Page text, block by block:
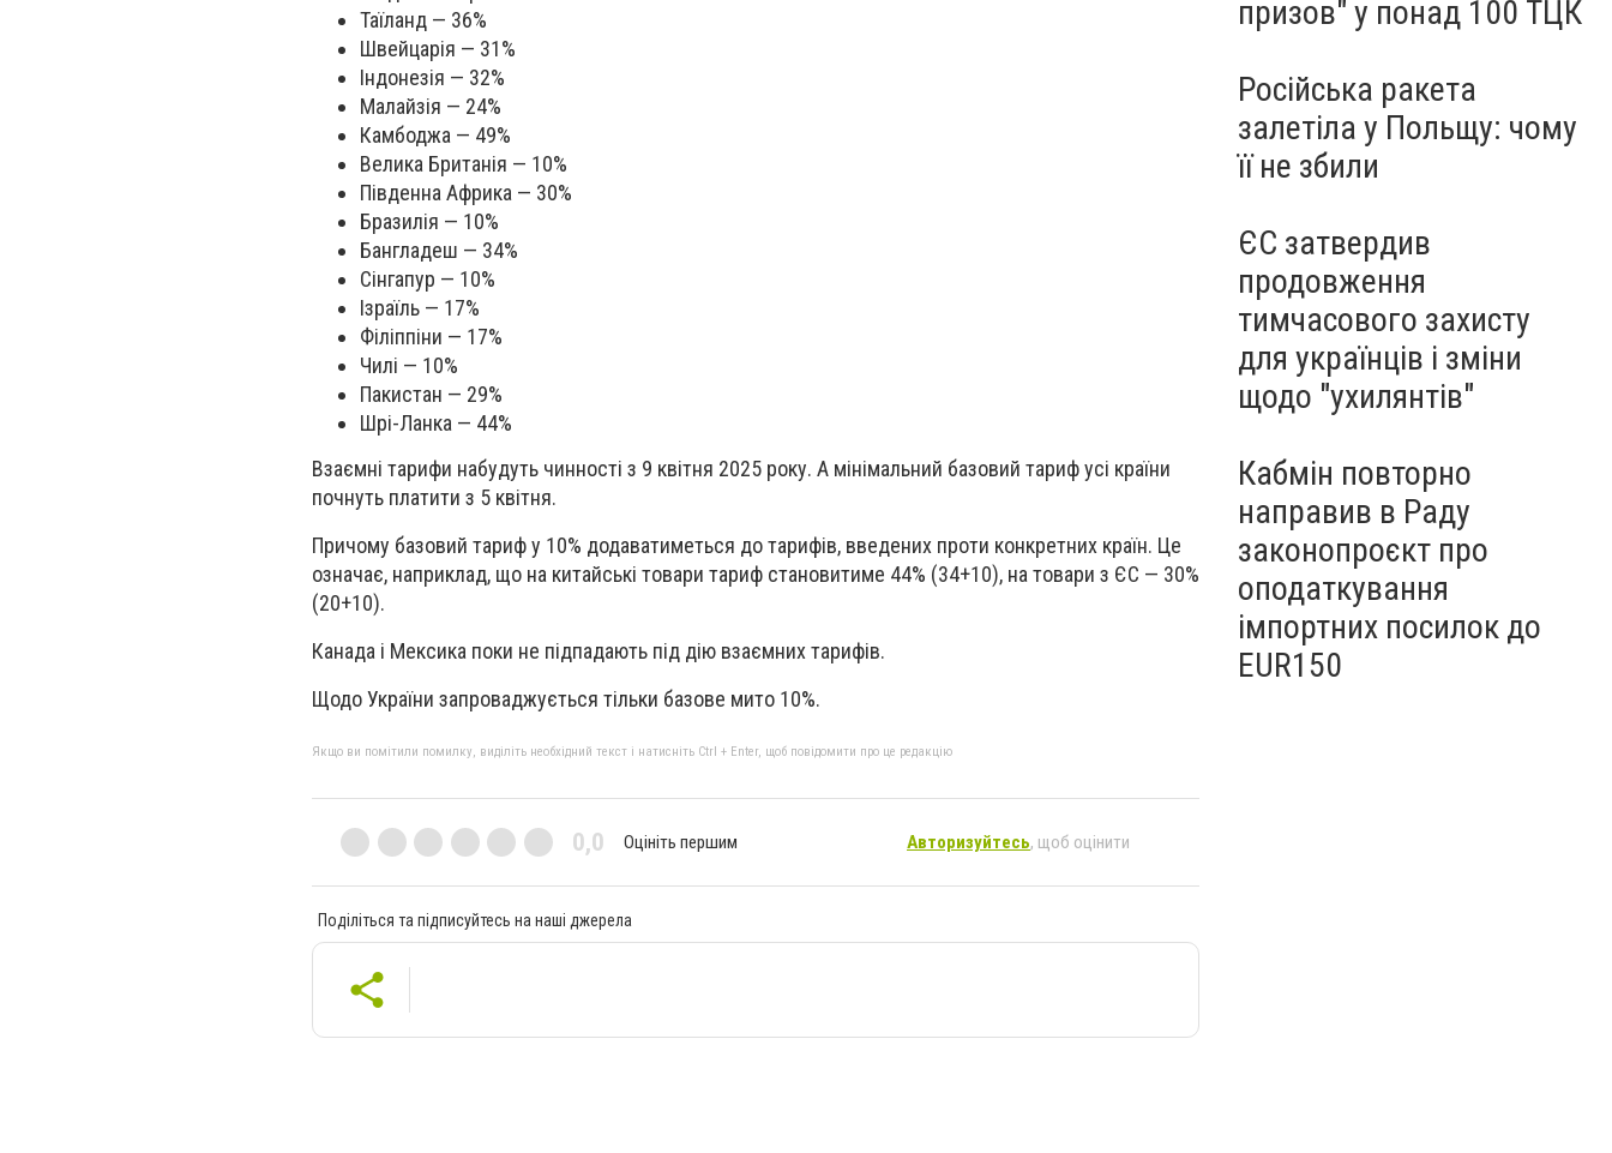
Таїланд — 36%
Швейцарія — 31%
Індонезія — 32%
Малайзія — 24%
Камбоджа — 49%
Велика Британія — 10%
Південна Африка — 30%
Бразилія — 10%
Бангладеш — 34%
Сінгапур — 10%
Ізраїль — 17%
Філіппіни — 17%
Чилі — 10%
Пакистан — 29%
Шрі-Ланка — 44%
Взаємні тарифи набудуть чинності з 9 квітня 2025 року. А мінімальний базовий тариф усі країни
почнуть платити з 5 квітня.
Причому базовий тариф у 10% додаватиметься до тарифів, введених проти конкретних країн. Це
означає, наприклад, що на китайські товари тариф становитиме 44% (34+10), на товари з ЄС — 30%
(20+10).
Канада і Мексика поки не підпадають під дію взаємних тарифів.
Щодо України запроваджується тільки базове мито 10%.
Якщо ви помітили помилку, виділіть необхідний текст і натисніть Ctrl + Enter, щоб повідомити про це редакцію
0,0 Оцініть першим Авторизуйтесь, щоб оцінити
Поділіться та підписуйтесь на наші джерела
призов" у понад 100 ТЦК
Російська ракета
залетіла у Польщу: чому
її не збили
ЄС затвердив
продовження
тимчасового захисту
для українців і зміни
щодо "ухилянтів"
Кабмін повторно
направив в Раду
законопроєкт про
оподаткування
імпортних посилок до
EUR150